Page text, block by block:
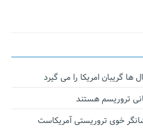
گریبان امریکا را می گیرد
تروریسم هستند
خوی تروریستی آمریکاست